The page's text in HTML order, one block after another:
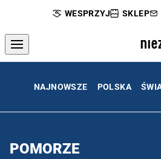
WESPRZYJ SKLEP
NAJNOWSZE POLSKA
POMORZE